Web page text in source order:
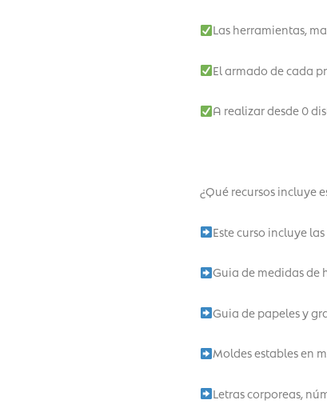
Las herramientas,
El armado de cada
A realizar desde 0
¿Qué recursos incluye
Este curso incluye
Guia de medidas de
Guia de papeles y
Moldes estables en
Letras corporeas,